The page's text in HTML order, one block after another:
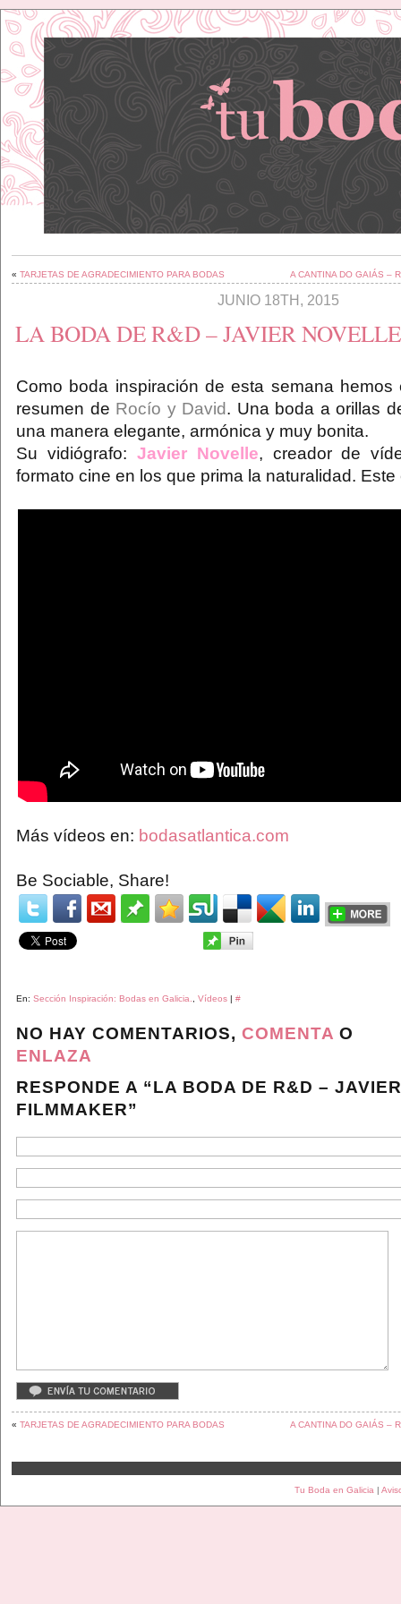
« TARJETAS DE AGRADECIMIENTO PARA BODAS A CANTINA DO GAIÁS –
JUNIO 18TH, 2015
LA BODA DE R&D – JAVIER
Como boda inspiración de esta semana
resumen de Rocío y David. Una boda a orillas
una manera elegante, armónica y muy bonita.
Su vidiógrafo: Javier Novelle, creador de
formato cine en los que prima la naturalidad.
Más vídeos en: bodasatlantica.com
Be Sociable, Share!
En: Sección Inspiración: Bodas en Galicia. Vídeos | #
NO HAY COMENTARIOS, COMENTA O
ENLAZA
RESPONDE A “LA BODA DE R&D –
FILMMAKER”
« TARJETAS DE AGRADECIMIENTO PARA BODAS A CANTINA DO GAIÁS –
Tu Boda en Galicia |